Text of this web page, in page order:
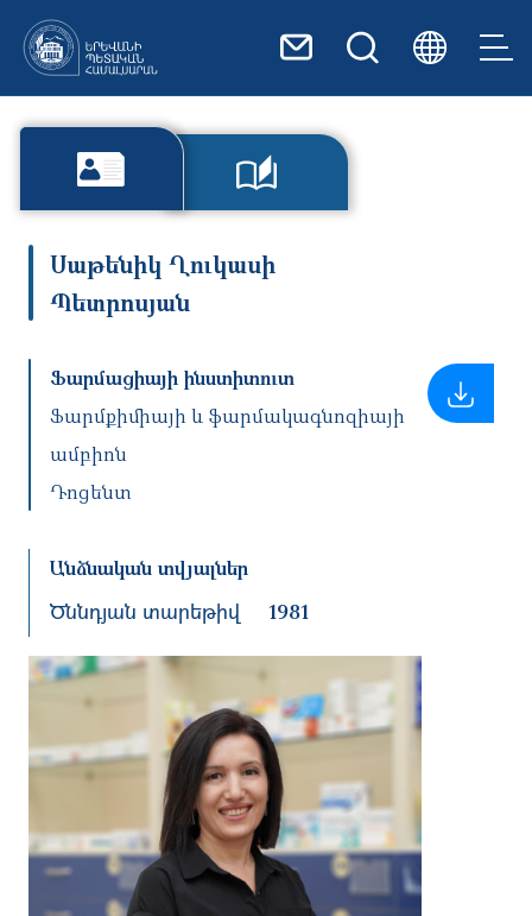
Սաթենիկ Ղուկասի
Պետրոսյան
Ֆարմացիայի ինստիտուտ
Ֆարմքիմիայի և ֆարմակագնոզիայի
ամբիոն
Դոցենտ
Անձնական տվյալներ
Ծննդյան տարեթիվ 1981